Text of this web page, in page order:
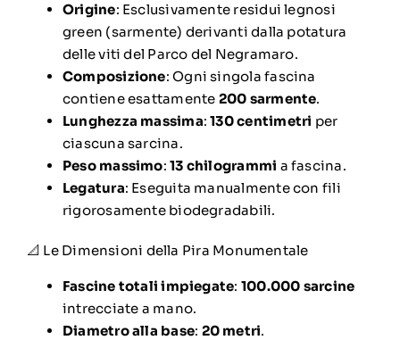
Origine: Esclusivamente residui legnosi
green (sarmente) derivanti dalla potatura
delle viti del Parco del Negramaro.
Composizione: Ogni singola fascina
contiene esattamente 200 sarmente.
Lunghezza massima:130 centimetri per
ciascuna sarcina.
Peso massimo:13 chilogrammi a fascina.
Legatura: Eseguita manualmente con fili
rigorosamente biodegradabili.
📐 Le Dimensioni della Pira Monumentale
Fascine totali impiegate: 100.000 sarcine
intrecciate a mano.
Diametro alla base: 20 metri.